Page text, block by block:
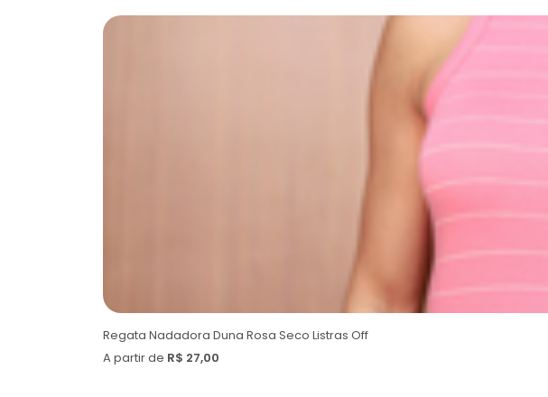
Regata Nadadora Duna Rosa Seco Listras Off
A partir de R$ 27,00